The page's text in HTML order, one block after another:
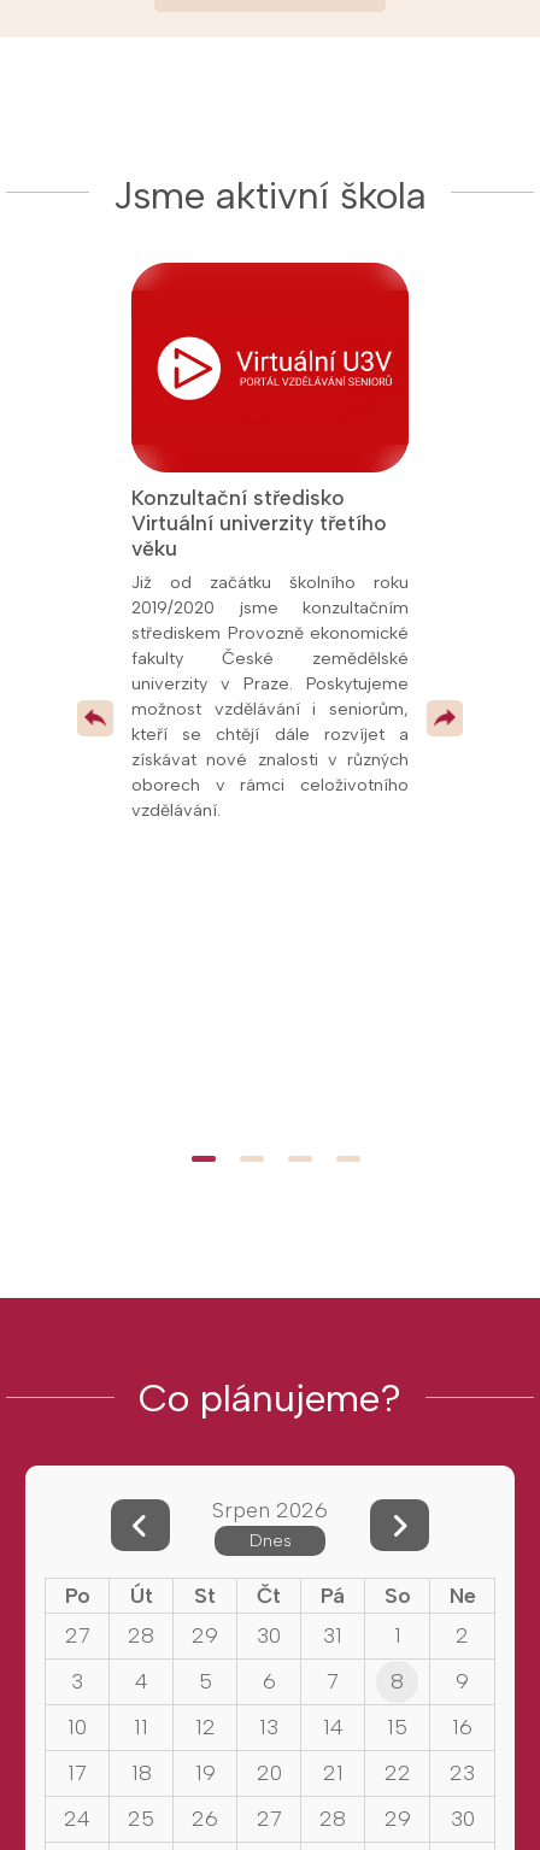
Jsme aktivní škola
republice
v
Konzultační středisko
Virtuální univerzity třetího
věku
Již od začátku školního roku
2019/2020 jsme konzultačním
střediskem Provozně ekonomické
fakulty České zemědělské
univerzity v Praze. Poskytujeme
možnost vzdělávání i seniorům,
kteří se chtějí dále rozvíjet a
získávat nové znalosti v různých
oborech v rámci celoživotního
vzdělávání.
odborných
Co plánujeme?
Srpen 2026
Dnes
Po Út St Čt Pá So
Ne
27
28 29 30 31 1
2
3
4 5 6 7 8
9
10
11 12 13 14 15
16
17
18 19 20 21 22
23
24
25 26 27 28 29
30